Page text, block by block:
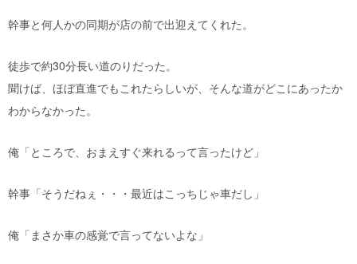
幹事と何人かの同期が店の前で出迎えてくれた。
徒歩で約30分長い道のりだった。
聞けば、ほぼ直進でもこれたらしいが、そんな道がどこにあったか
わからなかった。
俺「ところで、おまえすぐ来れるって言ったけど」
幹事「そうだねぇ・・・最近はこっちじゃ車だし」
俺「まさか車の感覚で言ってないよな」